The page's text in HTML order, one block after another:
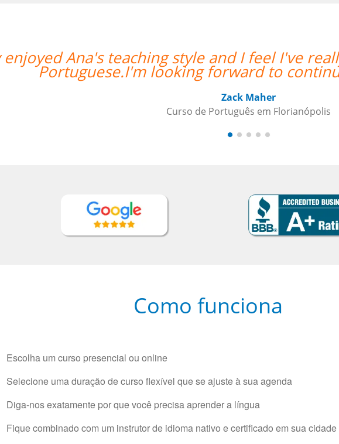
I've really grown in my confidence with
my lessons.””
Como funciona
Escolha um curso presencial ou online
Selecione uma duração de curso flexível que se ajuste à sua agenda
Diga-nos exatamente por que você precisa aprender a língua
Fique combinado com um instrutor de idioma nativo e certificado em sua